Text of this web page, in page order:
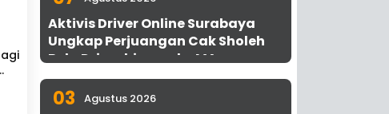
Aktivis Driver Online Surabaya
Ungkap Perjuangan Cak Sholeh
Bela Driver hingga ke MA
03 Agustus 2026